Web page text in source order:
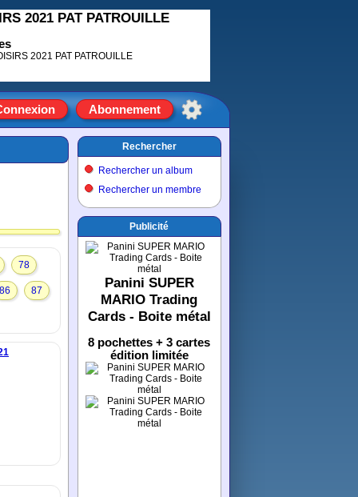
Abonnement
78
86 87
Rechercher
Rechercher un album
Rechercher un membre
Publicité
Panini SUPER
MARIO Trading
Cards - Boite métal
8 pochettes + 3 cartes
édition limitée
2021 PAT PATROUILLE